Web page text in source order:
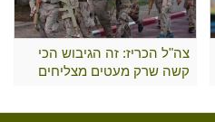
צה"ל הכריז: זה הגיבוש הכי
קשה שרק מעטים מצליחים